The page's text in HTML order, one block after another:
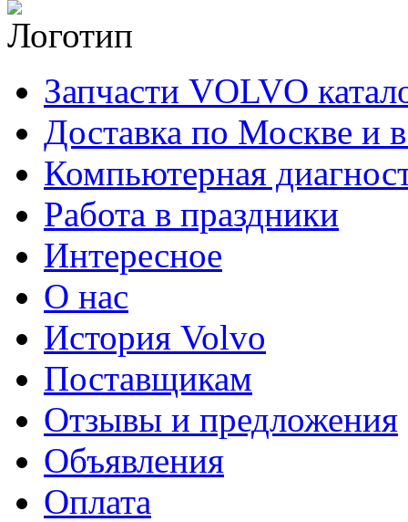
Запчасти VOLVO
Доставка по Москве и
Компьютерная
Работа в праздники
Интересное
О нас
История Volvo
Поставщикам
Отзывы и предложения
Объявления
Оплата